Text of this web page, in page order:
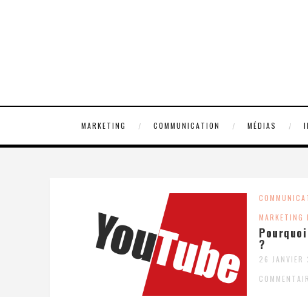
MARKETING COMMUNICATION MÉDIAS
MARKETING
?
26 JANVIER